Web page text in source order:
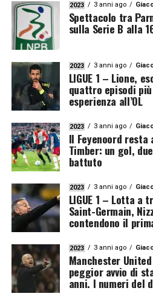
2023 3 anni ago
Spettacolo tra
sulla Serie B alla
2023 3 anni ago
LIGUE 1 – Lione,
quattro episodi
esperienza all’OL
2023 3 anni ago
Il Feyenoord resta
Timber: un gol,
battuto
2023 3 anni ago
LIGUE 1 – Lotta
Saint-Germain,
contendono il
2023 3 anni ago
Manchester
peggior avvio di
anni. I numeri del